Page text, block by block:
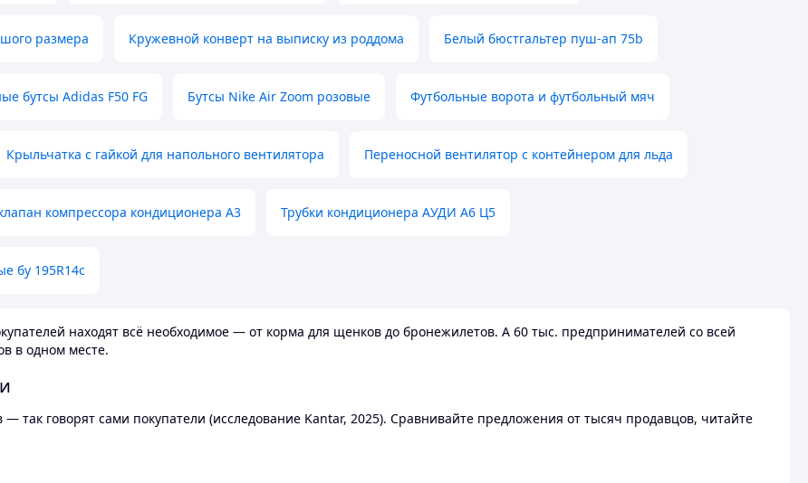
размера Кружевной конверт на выписку из роддома Белый бюстгальтер пуш-ап 75b
бутсы Adidas F50 FG Бутсы Nike Air Zoom розовые Футбольные ворота и футбольный мяч
Крыльчатка с гайкой для напольного вентилятора Переносной вентилятор с контейнером для льда
компрессора кондиционера А3 Трубки кондиционера АУДИ А6 Ц5
бу 195R14c
находят всё необходимое — от корма для щенков до бронежилетов. А 60 тыс. предпринимателей со всей
в одном месте.
так говорят сами покупатели (исследование Kantar, 2025). Сравнивайте предложения от тысяч продавцов, читайте